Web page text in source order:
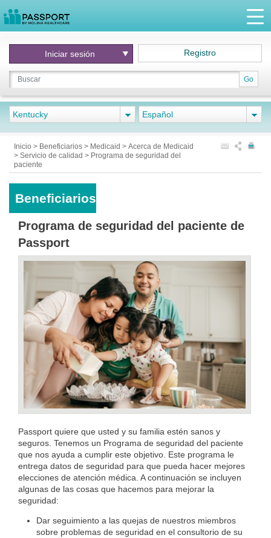
Go
Iniciar sesión Registro
Kentucky Español
Inicio > Beneficiarios > Medicaid > Acerca de Medicaid
> Servicio de calidad > Programa de seguridad del
paciente
Beneficiarios
Programa de seguridad del paciente de
Passport
Passport quiere que usted y su familia estén sanos y
seguros. Tenemos un Programa de seguridad del paciente
que nos ayuda a cumplir este objetivo. Este programa le
entrega datos de seguridad para que pueda hacer mejores
elecciones de atención médica. A continuación se incluyen
algunas de las cosas que hacemos para mejorar la
seguridad:
Dar seguimiento a las quejas de nuestros miembros
sobre problemas de seguridad en el consultorio de su